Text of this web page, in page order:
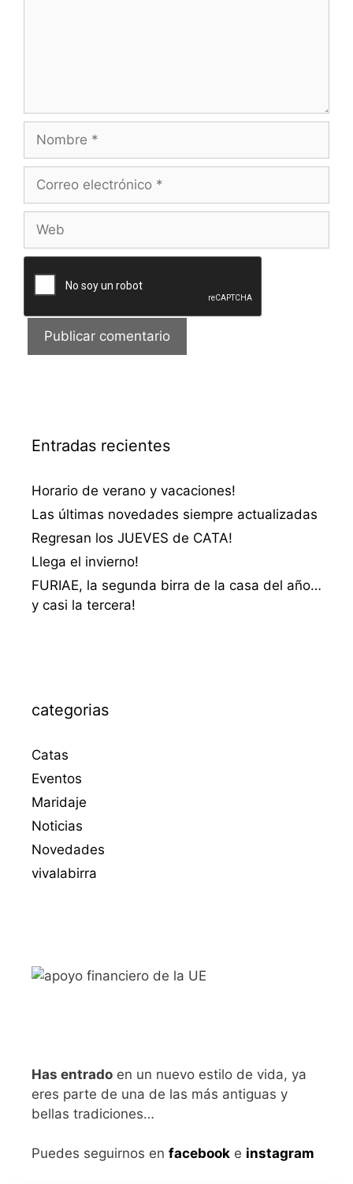
electrónico
Entradas recientes
Horario de verano y vacaciones!
Las últimas novedades siempre actualizadas
Regresan los JUEVES de CATA!
Llega el invierno!
FURIAE, la segunda birra de la casa del año…
y casi la tercera!
categorias
Catas
Eventos
Maridaje
Noticias
Novedades
vivalabirra
Has entrado en un nuevo estilo de vida, ya
eres parte de una de las más antiguas y
bellas tradiciones…
Puedes seguirnos en facebook e instagram